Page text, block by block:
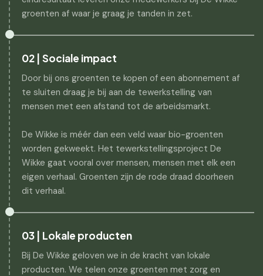
groenten af waar je graag je tanden in zet.
02 | Sociale impact
Door bij ons groenten te kopen of een abonnement af
te sluiten draag je bij aan de tewerkstelling van
mensen met een afstand tot de arbeidsmarkt.
De Wikke is méér dan een veld waar bio-groenten
worden gekweekt. Het tewerkstellingsproject De
Wikke gaat vooral over mensen, mensen met elk een
eigen verhaal. Groenten zijn de rode draad doorheen
dit verhaal.
03 | Lokale producten
Bij De Wikke geloven we in de kracht van lokale
producten. We telen onze groenten met zorg en